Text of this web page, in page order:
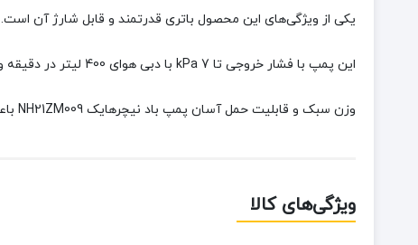
یکی از ویژگی‌های این محصول باتری قدرتمند و قابل شارژ آن است.
این پمپ با فشار خروجی تا 7 kPa با دبی هوای 400 لیتر در دقیقه و سرعت موتور 4800 دور در دقیقه، عمل پر کردن وسایل بادی را سریع و بی‌دردسر می‌کند.
وزن سبک و قابلیت حمل آسان پمپ باد نیچرهایک NH21ZM009 باعث شده که گزینه مناسبی برای انواع فعالیت‌های فضای باز از قبیل سفر، کمپینگ و حتی استفاده روزمره مناسب باشد.
ویژگی‌های کالا